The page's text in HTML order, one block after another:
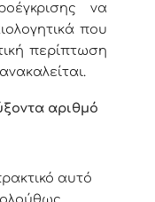
να
που
περίπτωση
αριθμό
αυτό